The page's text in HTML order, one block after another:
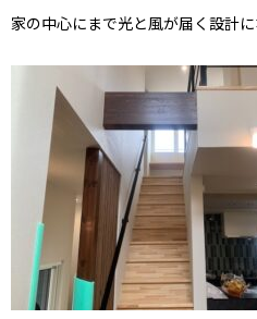
家の中心にまで光と風が届く設計に